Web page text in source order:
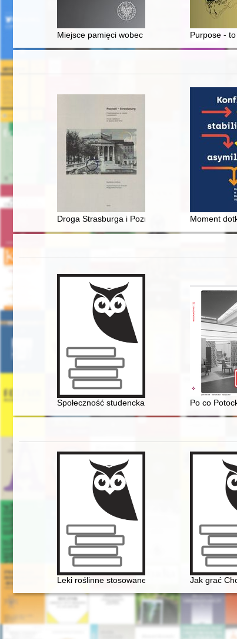
Miejsce pamięci wobec problemów z pamięcią
Purpose -
Droga Strasburga i Poznania do Moment
Społeczność studencka Poznania w ujęciu
Po co
Leki roślinne stosowane w leczeniu Fryderyka
Jak grać